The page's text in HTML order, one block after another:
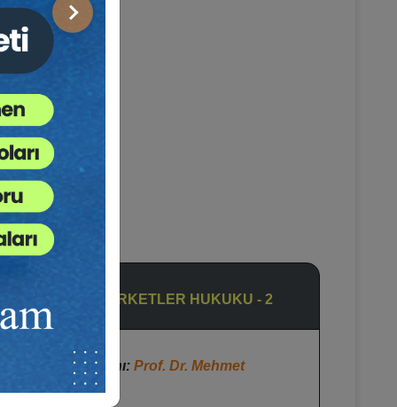
Sonraki
16.15–18.00: ŞİRKETLER HUKUKU - 2
Oturum Başkanı: Prof. Dr. Mehmet
BAHTİYAR